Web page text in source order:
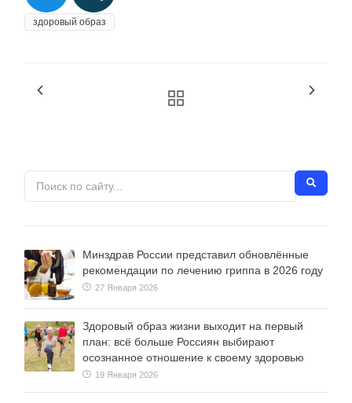
здоровый образ
Минздрав России представил обновлённые
рекомендации по лечению гриппа в 2026 году
27 Января 2026
Здоровый образ жизни выходит на первый
план: всё больше Россиян выбирают
осознанное отношение к своему здоровью
19 Января 2026